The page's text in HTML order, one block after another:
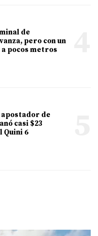
de
pero con un
pocos metros
de
casi $23
Quini 6